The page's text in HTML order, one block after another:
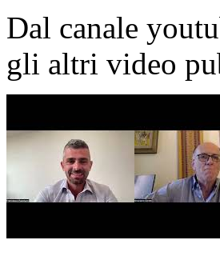
Dal canale
gli altri video